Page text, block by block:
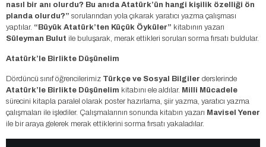
nasıl bir anı olurdu? Bu anıda Atatürk’ün hangi kişilik özelliği ön
planda olurdu?” sorularından yola çıkarak yaratıcı yazma çalışması
yaptılar. “Büyük Atatürk’ten Küçük Öyküler” kitabının yazarı
Süleyman Bulut ile buluşarak, merak ettikleri soruları sorma fırsatı buldular.
Atatürk’le Birlikte Düşünelim
Dördüncü sınıf öğrencilerimiz Türkçe ve Sosyal Bilgiler derslerinde
Atatürk’le Birlikte Düşünelim kitabını ele aldılar. Milli Mücadele
sürecini kitapla paralel olarak poster hazırlama, şiir yazma, yaratıcı yazma
çalışmaları ile işlediler. Çalışmalarının sonunda kitabın yazarı Mavisel Yener
ile bir araya gelerek merak ettiklerini sorma fırsatı yakaladılar.